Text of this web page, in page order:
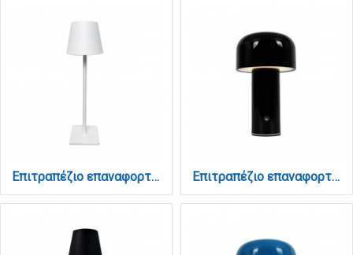
Επιτραπέζιο επαναφορτιζόμενο φωτιστικό 3000K σε λευκη απόχρωση (3056-White) Επιτραπέζιο επαναφορτιζόμενο φωτιστικό 3000K σε μαύρη απόχρωση (3036-Black)